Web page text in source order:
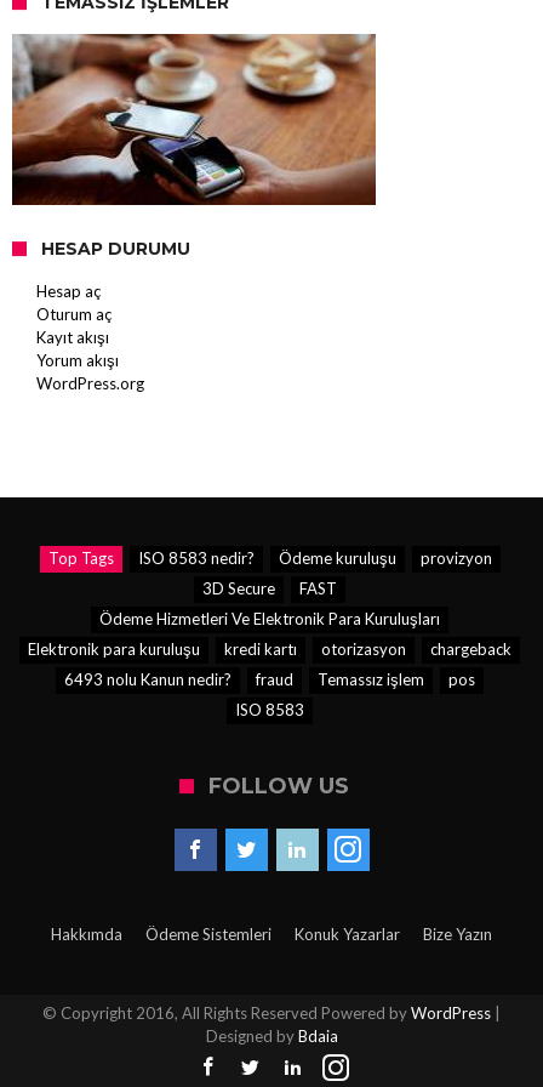
HESAP DURUMU
Hesap aç
Oturum aç
Kayıt akışı
Yorum akışı
WordPress.org
Top Tags ISO 8583 nedir? Ödeme kuruluşu
provizyon
3D Secure
FAST
Ödeme Hizmetleri Ve Elektronik Para Kuruluşları
Elektronik para kuruluşu
kredi kartı otorizasyon
chargeback
6493 nolu Kanun nedir?
fraud Temassız işlem
pos
ISO 8583
FOLLOW US
Hakkımda Ödeme Sistemleri Konuk Yazarlar Bize Yazın
© Copyright 2016, All Rights Reserved Powered byWordPress
Designed byBdaia